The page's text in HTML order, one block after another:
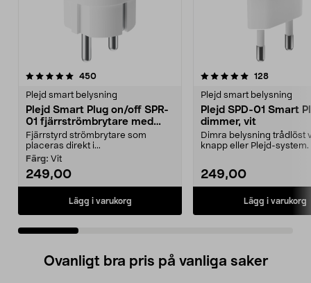
450recensioner
Plejd smart belysning
Plejd Smart Plug on/off SPR-
01 fjärrströmbrytare med
Bluetooth
Fjärrstyrd strömbrytare som
placeras direkt i...
Färg: Vit
249,00
Lägg i varukorg
5.0 av 5 stjärnor 128
Plejd smart belysning
Plejd SPD-01 Smart
dimmer, vit
Dimra belysning trådlöst
knapp eller Plejd-system.
249,00
Lägg i varukorg
4.5 av 5 stjärnor
Ovanligt bra pris på vanliga saker